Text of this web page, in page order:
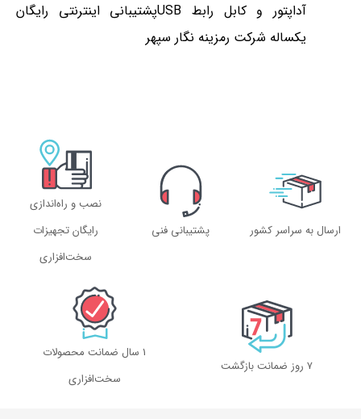
آداپتور و کابل رابط USBپشتیبانی اینترنتی رایگان
یکساله شرکت رمزینه نگار سپهر
ارسال به سراسر کشور پشتیبانی فنی
نصب و راه‌اندازی
رایگان تجهیزات
سخت‌افزاری
۷ روز ضمانت بازگشت
1 سال ضمانت محصولات
سخت‌افزاری